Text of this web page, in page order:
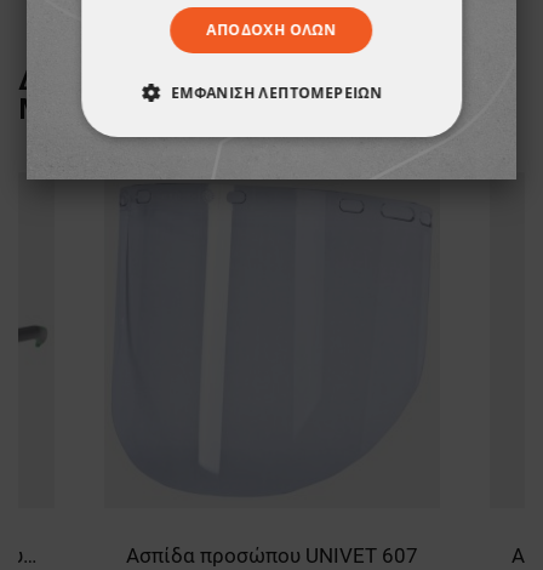
ΔΕΙΤΕ ΠΕΡΙΣΣΟΤΕΡΑ ΑΠΟ ΤΗ
ΜΑΡΚΑ
UNIVET
UNIVET 5X1 Προστατευτικά γυαλιά Ασπίδα προσώπου UNIVET 607
ΑΠΟΔΟΧΉ ΌΛΩΝ
ΕΜΦΆΝΙΣΗ ΛΕΠΤΟΜΕΡΕΙΏΝ
ΑΠΟΛΎΤΩΣ ΑΠΑΡΑΊΤΗΤΑ